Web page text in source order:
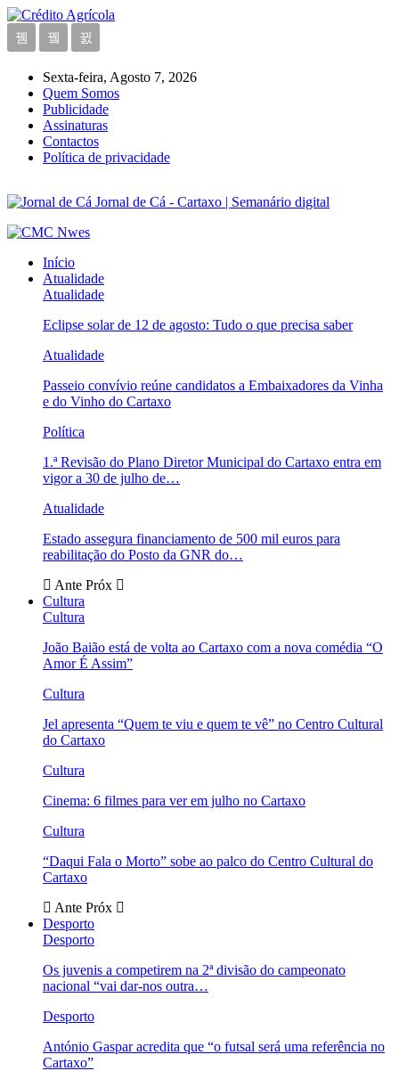
Sexta-feira, Agosto 7, 2026
Quem Somos
Publicidade
Assinaturas
Contactos
Política de privacidade
Jornal de Cá - Cartaxo | Semanário digital
Início
Atualidade
Atualidade
Eclipse solar de 12 de agosto: Tudo o que precisa saber
Atualidade
Passeio convívio reúne candidatos a Embaixadores da Vinha
e do Vinho do Cartaxo
Política
1.ª Revisão do Plano Diretor Municipal do Cartaxo entra em
vigor a 30 de julho de…
Atualidade
Estado assegura financiamento de 500 mil euros para
reabilitação do Posto da GNR do…
Ante Próx
Cultura
Cultura
João Baião está de volta ao Cartaxo com a nova comédia “O
Amor É Assim”
Cultura
Jel apresenta “Quem te viu e quem te vê” no Centro Cultural
do Cartaxo
Cultura
Cinema: 6 filmes para ver em julho no Cartaxo
Cultura
“Daqui Fala o Morto” sobe ao palco do Centro Cultural do
Cartaxo
Ante Próx
Desporto
Desporto
Os juvenis a competirem na 2ª divisão do campeonato
nacional “vai dar-nos outra…
Desporto
António Gaspar acredita que “o futsal será uma referência no
Cartaxo”